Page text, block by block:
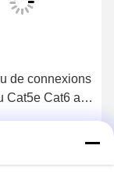
de connexions
Cat5e Cat6 a